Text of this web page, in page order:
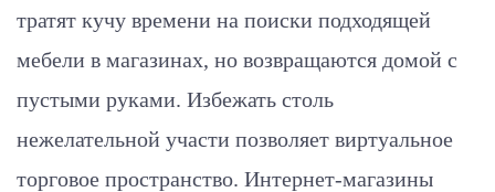
тратят кучу времени на поиски подходящей
мебели в магазинах, но возвращаются домой с
пустыми руками. Избежать столь
нежелательной участи позволяет виртуальное
торговое пространство. Интернет-магазины